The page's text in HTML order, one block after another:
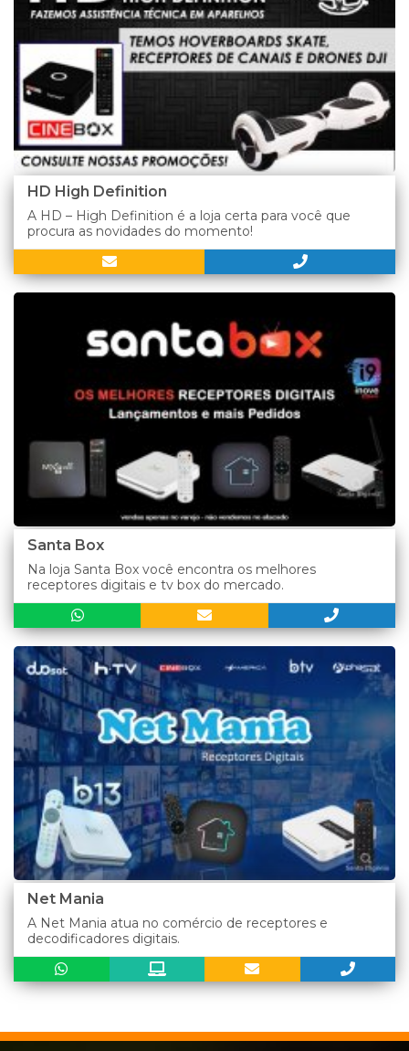
HD High Definition
A HD – High Definition é a loja certa para você que
procura as novidades do momento!
Santa Box
Na loja Santa Box você encontra os melhores
receptores digitais e tv box do mercado.
Net Mania
A Net Mania atua no comércio de receptores e
decodificadores digitais.